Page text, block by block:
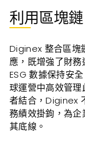
利用區塊鏈
Diginex 整合區塊
應，既增強了財
ESG 數據保持安
球運營中高效管
者結合，Diginex
務績效掛鉤，為
其底線。